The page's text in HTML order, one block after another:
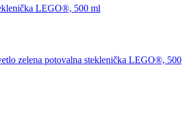
LEGO®, 500 ml
zelena potovalna steklenička LEGO®, 500